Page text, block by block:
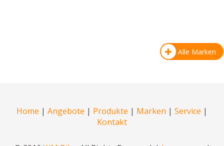
Alle Marken
Home | Angebote | Produkte | Marken | Service |
Kontakt